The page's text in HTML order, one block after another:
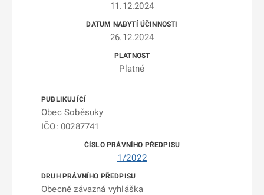
11.12.2024
26.12.2024
Platné
Obec Soběsuky
IČO: 00287741
1/2022
Obecně závazná vyhláška